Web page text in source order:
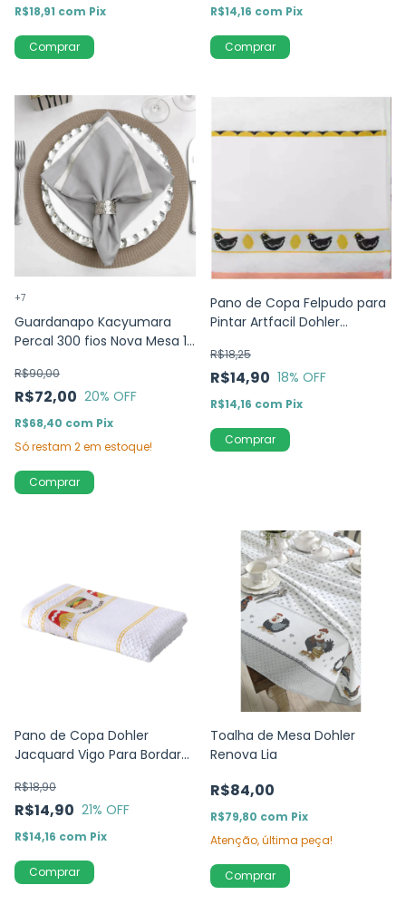
R$18,91 com Pix
Comprar
R$14,16 com Pix
Guardanapo Kacyumara
Percal 300 fios Nova Mesa 12
R$72,00
R$90,00
20% OFF
R$68,40 com Pix
Só restam 2em estoque!
+7
Comprar
Pano de Copa Felpudo para
Pintar Artfacil Dohler
R$14,90
R$18,25
18% OFF
R$14,16 com Pix
Pano de Copa Dohler
Jacquard Vigo Para Bordar
R$14,90
R$18,90
21% OFF
R$14,16 com Pix
Toalha de Mesa Dohler
Renova Lia
R$84,00
R$79,80 com Pix
Atenção, última peça!
Comprar